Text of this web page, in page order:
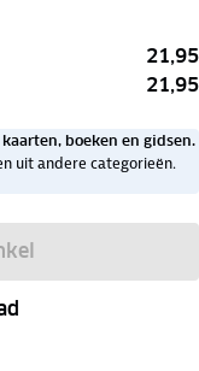
21,95
21,95
boeken en gidsen.
uit andere categorieën.